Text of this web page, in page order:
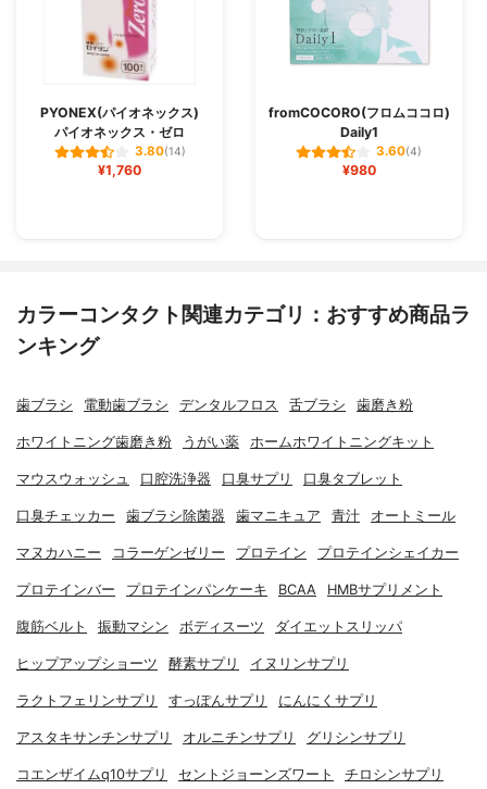
PYONEX(パイオネックス)
パイオネックス・ゼロ
3.80(14)
¥1,760
fromCOCORO(フロムココロ)
Daily1
3.60(4)
¥980
カラーコンタクト関連カテゴリ：おすすめ商品ラ
ンキング
歯ブラシ 電動歯ブラシ デンタルフロス 舌ブラシ 歯磨き粉
ホワイトニング歯磨き粉 うがい薬 ホームホワイトニングキット
マウスウォッシュ 口腔洗浄器 口臭サプリ 口臭タブレット
口臭チェッカー 歯ブラシ除菌器 歯マニキュア 青汁 オートミール
マヌカハニー コラーゲンゼリー プロテイン プロテインシェイカー
プロテインバー プロテインパンケーキ BCAA HMBサプリメント
腹筋ベルト 振動マシン ボディスーツ ダイエットスリッパ
ヒップアップショーツ 酵素サプリ イヌリンサプリ
ラクトフェリンサプリ すっぽんサプリ にんにくサプリ
アスタキサンチンサプリ オルニチンサプリ グリシンサプリ
コエンザイムq10サプリ セントジョーンズワート チロシンサプリ